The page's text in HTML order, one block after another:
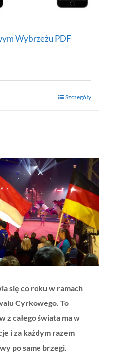
się co roku w ramach
Cyrkowego. To
całego świata ma w
i za każdym razem
po same brzegi.
Wybrzeżu PDF
Szczegóły